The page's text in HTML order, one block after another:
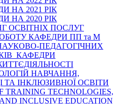
НА 2021 РІК
НА 2020 РІК
ОСВІТНІХ ПОСЛУГ
КАФЕДРИ ПП та М
ПЕДАГОГІЧНИХ
КАФЕДРИ
НАВЧАННЯ,
ТА ІНКЛЮЗИВНОЇ ОСВІТИ
TRAINING TECHNOLOGIES,
INCLUSIVE EDUCATION